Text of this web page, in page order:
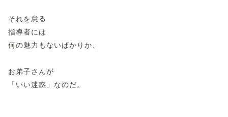
それを怠る
指導者には
何の魅力もないばかりか、
お弟子さんが
「いい迷惑」なのだ。